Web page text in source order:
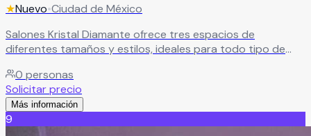
★Nuevo•Ciudad de México
Salones Kristal Diamante ofrece tres espacios de
diferentes tamaños y estilos, ideales para todo tipo de
ubicación, áreas amplias, zona de fumar y
estacionamiento. Además, dispone de paquetes todo
incluido a un excelente costo.
0 personas
Solicitar precio
Más información
9